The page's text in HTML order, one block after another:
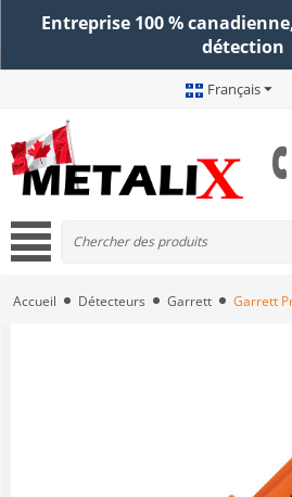
Entreprise 100 %
détection
Français
Accueil Détecteurs Garrett Garrett